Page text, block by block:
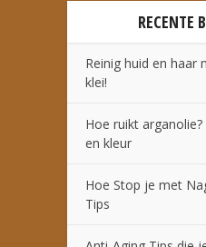
RECENTE
Reinig huid en haar
klei!
Hoe ruikt
en kleur
Hoe Stop je met
Tips